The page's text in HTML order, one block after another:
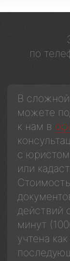
по
В
можете
к нам в
с юристом
или
действий
минут
учтена